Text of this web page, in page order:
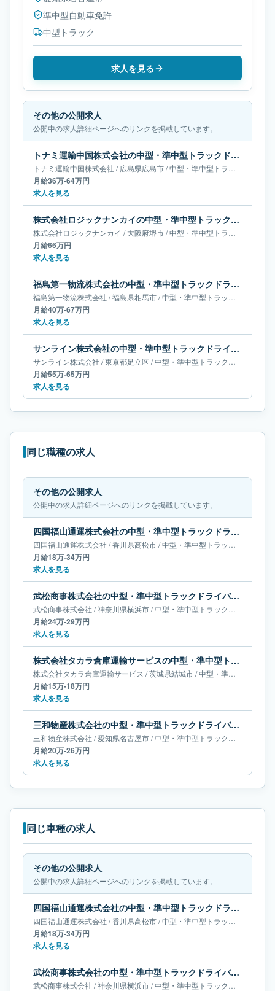
準中型自動車免許
中型トラック
求人を見る
その他の公開求人
公開中の求人詳細ページへのリンクを掲載しています。
トナミ運輸中国株式会社の中型・準中型トラックドライバー求人｜広島県広島市｜月給36万-64万円
トナミ運輸中国株式会社 /広島県広島市/中型・準中型トラックドライバー
月給36万-64万円
求人を見る
株式会社ロジックナンカイの中型・準中型トラックドライバー求人｜大阪府堺市｜月給66万円
株式会社ロジックナンカイ /大阪府堺市/中型・準中型トラックドライバー
月給66万円
求人を見る
福島第一物流株式会社の中型・準中型トラックドライバー求人｜福島県相馬市｜月給40万-67万円
福島第一物流株式会社 /福島県相馬市/中型・準中型トラックドライバー
月給40万-67万円
求人を見る
サンライン株式会社の中型・準中型トラックドライバー求人｜東京都足立区｜月給55万-65万円
サンライン株式会社 /東京都足立区 /中型・準中型トラックドライバー
月給55万-65万円
求人を見る
同じ職種の求人
その他の公開求人
公開中の求人詳細ページへのリンクを掲載しています。
四国福山通運株式会社の中型・準中型トラックドライバー求人｜香川県高松市｜月給18万-34万円
四国福山通運株式会社 /香川県高松市/中型・準中型トラックドライバー
月給18万-34万円
求人を見る
武松商事株式会社の中型・準中型トラックドライバー求人｜神奈川県横浜市｜月給24万-29万円
武松商事株式会社 /神奈川県横浜市/中型・準中型トラックドライバー
月給24万-29万円
求人を見る
株式会社タカラ倉庫運輸サービスの中型・準中型トラックドライバー求人｜茨城県結城市｜月給15万-18万円
株式会社タカラ倉庫運輸サービス /茨城県結城市/中型・準中型トラックドライバー
月給15万-18万円
求人を見る
三和物産株式会社の中型・準中型トラックドライバー求人｜愛知県名古屋市｜月給20万-26万円
三和物産株式会社 /愛知県名古屋市/中型・準中型トラックドライバー
月給20万-26万円
求人を見る
同じ車種の求人
その他の公開求人
公開中の求人詳細ページへのリンクを掲載しています。
四国福山通運株式会社の中型・準中型トラックドライバー求人｜香川県高松市｜月給18万-34万円
四国福山通運株式会社 /香川県高松市/中型・準中型トラックドライバー
月給18万-34万円
求人を見る
武松商事株式会社の中型・準中型トラックドライバー求人｜神奈川県横浜市｜月給24万-29万円
武松商事株式会社 /神奈川県横浜市/中型・準中型トラックドライバー